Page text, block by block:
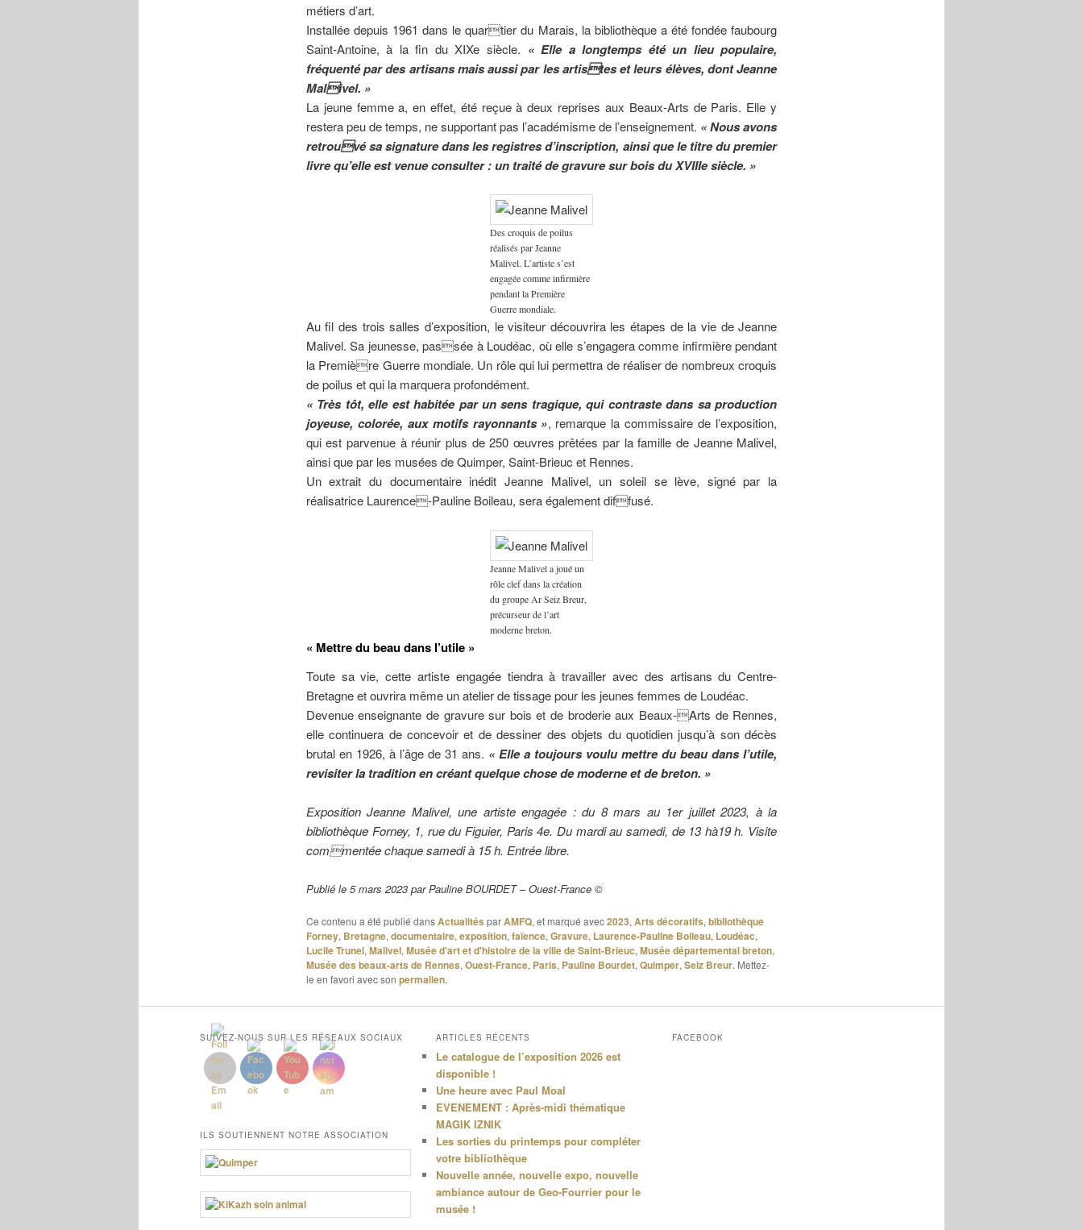
métiers d’art.
Installée depuis 1961 dans le quartier du Marais, la bibliothèque a été fondée faubourg
Saint-Antoine, à la fin du XIXe siècle. « Elle a longtemps été un lieu populaire,
fréquenté par des artisans mais aussi par les artistes et leurs élèves, dont Jeanne
Malivel. »
La jeune femme a, en effet, été reçue à deux reprises aux Beaux-Arts de Paris. Elle y
restera peu de temps, ne supportant pas l’académisme de l’enseignement. « Nous avons
retrouvé sa signature dans les registres d’inscription, ainsi que le titre du premier
livre qu’elle est venue consulter : un traité de gravure sur bois du XVIIIe siècle. »
Des croquis de poilus
réalisés par Jeanne
Malivel. L’artiste s’est
engagée comme infirmière
pendant la Première
Guerre mondiale.
Au fil des trois salles d’exposition, le visiteur découvrira les étapes de la vie de Jeanne
Malivel. Sa jeunesse, passée à Loudéac, où elle s’engagera comme infirmière pendant
la Première Guerre mondiale. Un rôle qui lui permettra de réaliser de nombreux croquis
de poilus et qui la marquera profondément.
« Très tôt, elle est habitée par un sens tragique, qui contraste dans sa production
joyeuse, colorée, aux motifs rayonnants », remarque la commissaire de l’exposition,
qui est parvenue à réunir plus de 250 œuvres prêtées par la famille de Jeanne Malivel,
ainsi que par les musées de Quimper, Saint-Brieuc et Rennes.
Un extrait du documentaire inédit Jeanne Malivel, un soleil se lève, signé par la
réalisatrice Laurence-Pauline Boileau, sera également diffusé.
Jeanne Malivel a joué un
rôle clef dans la création
du groupe Ar Seiz Breur,
précurseur de l’art
moderne breton.
« Mettre du beau dans l’utile »
Toute sa vie, cette artiste engagée tiendra à travailler avec des artisans du Centre-
Bretagne et ouvrira même un atelier de tissage pour les jeunes femmes de Loudéac.
Devenue enseignante de gravure sur bois et de broderie aux Beaux-Arts de Rennes,
elle continuera de concevoir et de dessiner des objets du quotidien jusqu’à son décès
brutal en 1926, à l’âge de 31 ans. « Elle a toujours voulu mettre du beau dans l’utile,
revisiter la tradition en créant quelque chose de moderne et de breton. »
Exposition Jeanne Malivel, une artiste engagée : du 8 mars au 1er juillet 2023, à la
bibliothèque Forney, 1, rue du Figuier, Paris 4e. Du mardi au samedi, de 13 hà19 h. Visite
commentée chaque samedi à 15 h. Entrée libre.
Publié le 5 mars 2023 par Pauline BOURDET – Ouest-France ©
Ce contenu a été publié dansActualités parAMFQ, et marqué avec2023, Arts décoratifs, bibliothèque
Forney, Bretagne, documentaire, exposition, faïence, Gravure, Laurence-Pauline Boileau, Loudéac,
Lucile Trunel, Malivel, Musée d'art et d'histoire de la ville de Saint-Brieuc, Musée départemental breton,
Musée des beaux-arts de Rennes, Ouest-France, Paris, Pauline Bourdet, Quimper, Seiz Breur. Mettez-
le en favori avec son permalien.
SUIVEZ-NOUS SUR LES RÉSEAUX SOCIAUX
ILS SOUTIENNENT NOTRE ASSOCIATION
ARTICLES RÉCENTS
Le catalogue de l’exposition 2026 est
disponible !
Une heure avec Paul Moal
EVENEMENT : Après-midi thématique
MAGIK IZNIK
Les sorties du printemps pour compléter
votre bibliothèque
Nouvelle année, nouvelle expo, nouvelle
ambiance autour de Geo-Fourrier pour le
musée !
FACEBOOK